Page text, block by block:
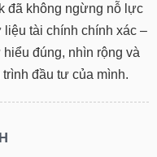
đã không ngừng nỗ lực
liệu tài chính chính xác –
đúng, nhìn rộng và
đầu tư của mình.